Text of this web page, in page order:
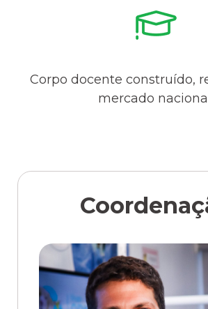
Corpo docente construído,
mercado